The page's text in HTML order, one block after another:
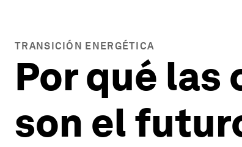
TRANSICIÓN ENERGÉTICA
Por qué
son el